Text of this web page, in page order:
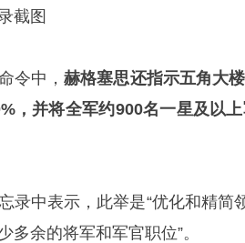
截图
令中，赫格塞思还指示五角大楼
，并将全军约900名一星及以
录中表示，此举是“优化和精简
多余的将军和军官职位”。